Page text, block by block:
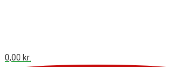
0,00 kr.